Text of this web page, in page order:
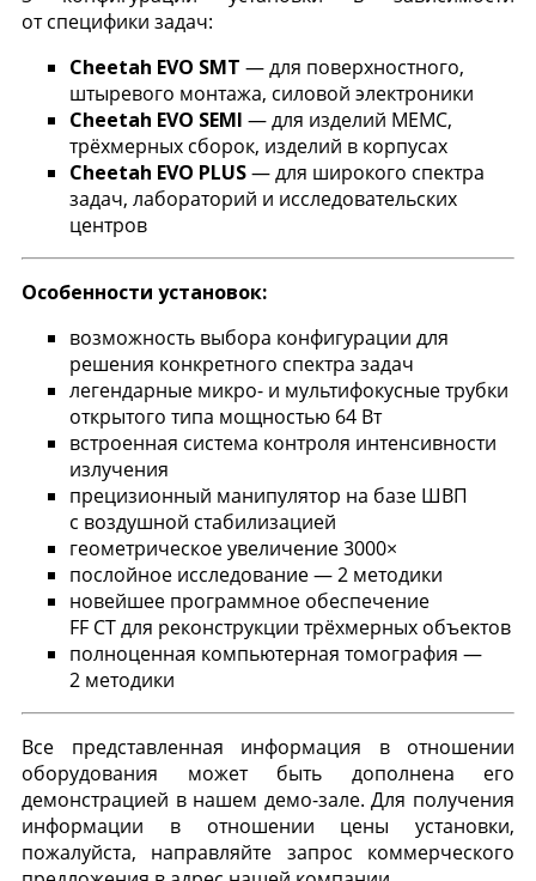
от специфики задач:
Cheetah EVO SMT — для поверхностного,
штыревого монтажа, силовой электроники
Cheetah EVO SEMI — для изделий МЕМС,
трёхмерных сборок, изделий в корпусах
Cheetah EVO PLUS— для широкого спектра
задач, лабораторий и исследовательских
центров
Особенности установок:
возможность выбора конфигурации для
решения конкретного спектра задач
легендарные микро- и мультифокусные трубки
открытого типа мощностью 64 Вт
встроенная система контроля интенсивности
излучения
прецизионный манипулятор на базе ШВП
с воздушной стабилизацией
геометрическое увеличение 3000×
послойное исследование — 2 методики
новейшее программное обеспечение
FF CT для реконструкции трёхмерных объектов
полноценная компьютерная томография —
2 методики
Все представленная информация в отношении
оборудования может быть дополнена его
демонстрацией в нашем демо-зале. Для получения
информации в отношении цены установки,
пожалуйста, направляйте запрос коммерческого